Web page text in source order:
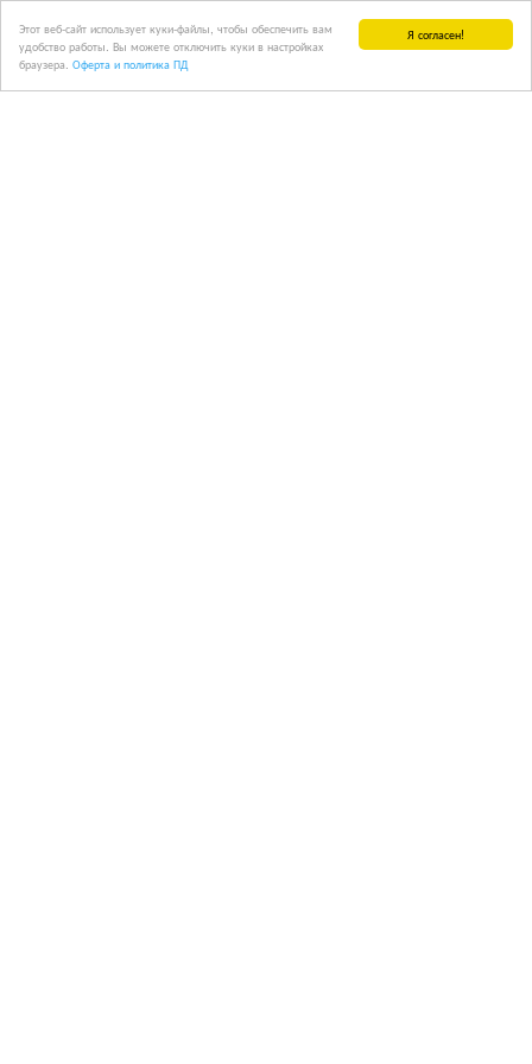
Я согласен!
Этот веб-сайт использует куки-файлы, чтобы обеспечить вам
удобство работы. Вы можете отключить куки в настройках
браузера. Оферта и политика ПД